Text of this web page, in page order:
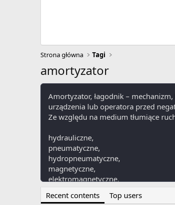
Strona główna Tagi
amortyzator
Amortyzator, łagodnik –
urządzenia lub operatora przed
Ze względu na medium tłumiące
hydrauliczne,
pneumatyczne,
hydropneumatyczne,
magnetyczne,
elektromagnetyczne,
powietrzne,
Recent contents Top users